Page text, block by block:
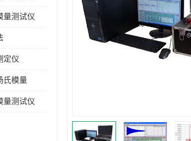
量测试仪
定仪
氏模量
量测试仪